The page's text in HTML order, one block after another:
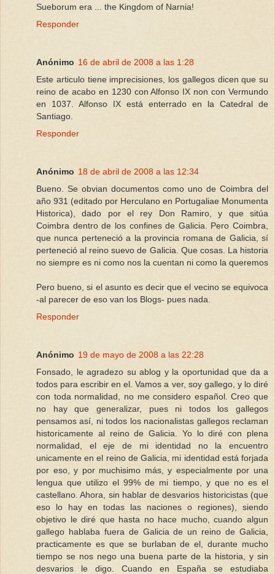
Sueborum era ... the Kingdom of Narnia!
Responder
Anónimo 16 de abril de 2008 a las 1:28
Este articulo tiene imprecisiones, los gallegos dicen que su
reino de acabo en 1230 con Alfonso IX non con Vermundo
en 1037. Alfonso IX está enterrado en la Catedral de
Santiago.
Responder
Anónimo 18 de abril de 2008 a las 12:34
Bueno. Se obvian documentos como uno de Coimbra del
año 931 (editado por Herculano en Portugaliae Monumenta
Historica), dado por el rey Don Ramiro, y que sitúa
Coimbra dentro de los confines de Galicia. Pero Coimbra,
que nunca perteneció a la provincia romana de Galicia, sí
perteneció al reino suevo de Galicia. Que cosas. La historia
no siempre es ni como nos la cuentan ni como la queremos
Pero bueno, si el asunto es decir que el vecino se equivoca
-al parecer de eso van los Blogs- pues nada.
Responder
Anónimo 19 de mayo de 2008 a las 22:28
Fonsado, le agradezo su ablog y la oportunidad que da a
todos para escribir en el. Vamos a ver, soy gallego, y lo diré
con toda normalidad, no me considero español. Creo que
no hay que generalizar, pues ni todos los gallegos
pensamos así, ni todos los nacionalistas gallegos reclaman
historicamente al reino de Galicia. Yo lo diré con plena
normalidad, el eje de mi identidad no la encuentro
unicamente en el reino de Galicia, mi identidad está forjada
por eso, y por muchisimo más, y especialmente por una
lengua que utilizo el 99% de mi tiempo, y que no es el
castellano. Ahora, sin hablar de desvarios historicistas (que
eso lo hay en todas las naciones o regiones), siendo
objetivo le diré que hasta no hace mucho, cuando algun
gallego hablaba fuera de Galicia de un reino de Galicia,
practicamente es que se burlaban de el, durante mucho
tiempo se nos nego una buena parte de la historia, y sin
desvarios le digo. Cuando en España se estudiaba